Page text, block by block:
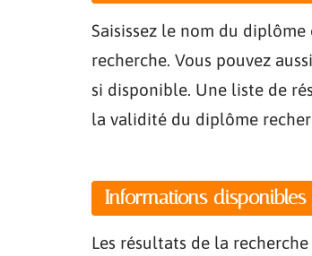
Saisissez le nom du
recherche. Vous pouvez
si disponible. Une liste de
la validité du diplôme
Informations disponibles
Les résultats de la